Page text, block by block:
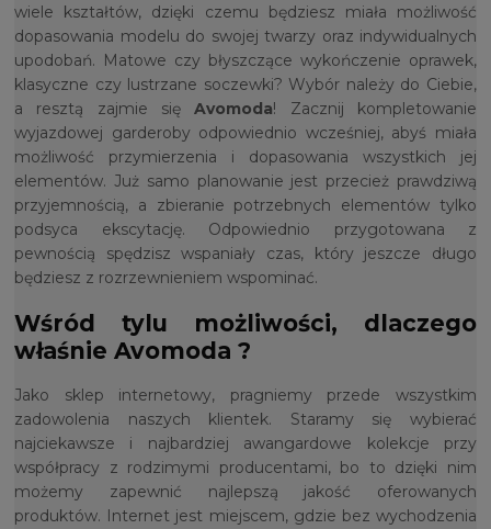
wiele kształtów, dzięki czemu będziesz miała możliwość
dopasowania modelu do swojej twarzy oraz indywidualnych
upodobań. Matowe czy błyszczące wykończenie oprawek,
klasyczne czy lustrzane soczewki? Wybór należy do Ciebie,
a resztą zajmie sięAvomoda! Zacznij kompletowanie
wyjazdowej garderoby odpowiednio wcześniej, abyś miała
możliwość przymierzenia i dopasowania wszystkich jej
elementów. Już samo planowanie jest przecież prawdziwą
przyjemnością, a zbieranie potrzebnych elementów tylko
podsyca ekscytację. Odpowiednio przygotowana z
pewnością spędzisz wspaniały czas, który jeszcze długo
będziesz z rozrzewnieniem wspominać.
Wśród tylu możliwości, dlaczego
właśnie Avomoda ?
Jako sklep internetowy, pragniemy przede wszystkim
zadowolenia naszych klientek. Staramy się wybierać
najciekawsze i najbardziej awangardowe kolekcje przy
współpracy z rodzimymi producentami, bo to dzięki nim
możemy zapewnić najlepszą jakość oferowanych
produktów. Internet jest miejscem, gdzie bez wychodzenia